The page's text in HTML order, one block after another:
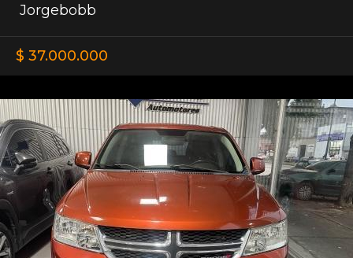
Jorgebobb
$ 37.000.000